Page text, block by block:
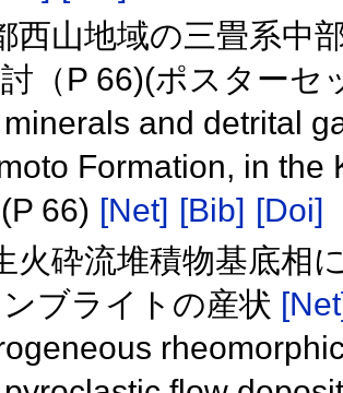
西山地域の三畳系中
（P 66)(ポスターセ
and detrital
Formation, in the
66) [Net] [Bib] [Doi]
火砕流堆積物基底相
ブライトの産状